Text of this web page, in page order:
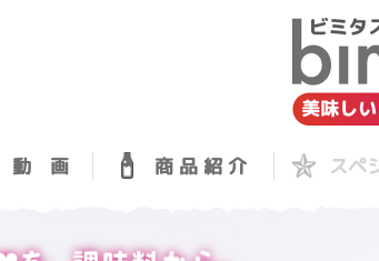
動 画 商 品 紹 介 スペ